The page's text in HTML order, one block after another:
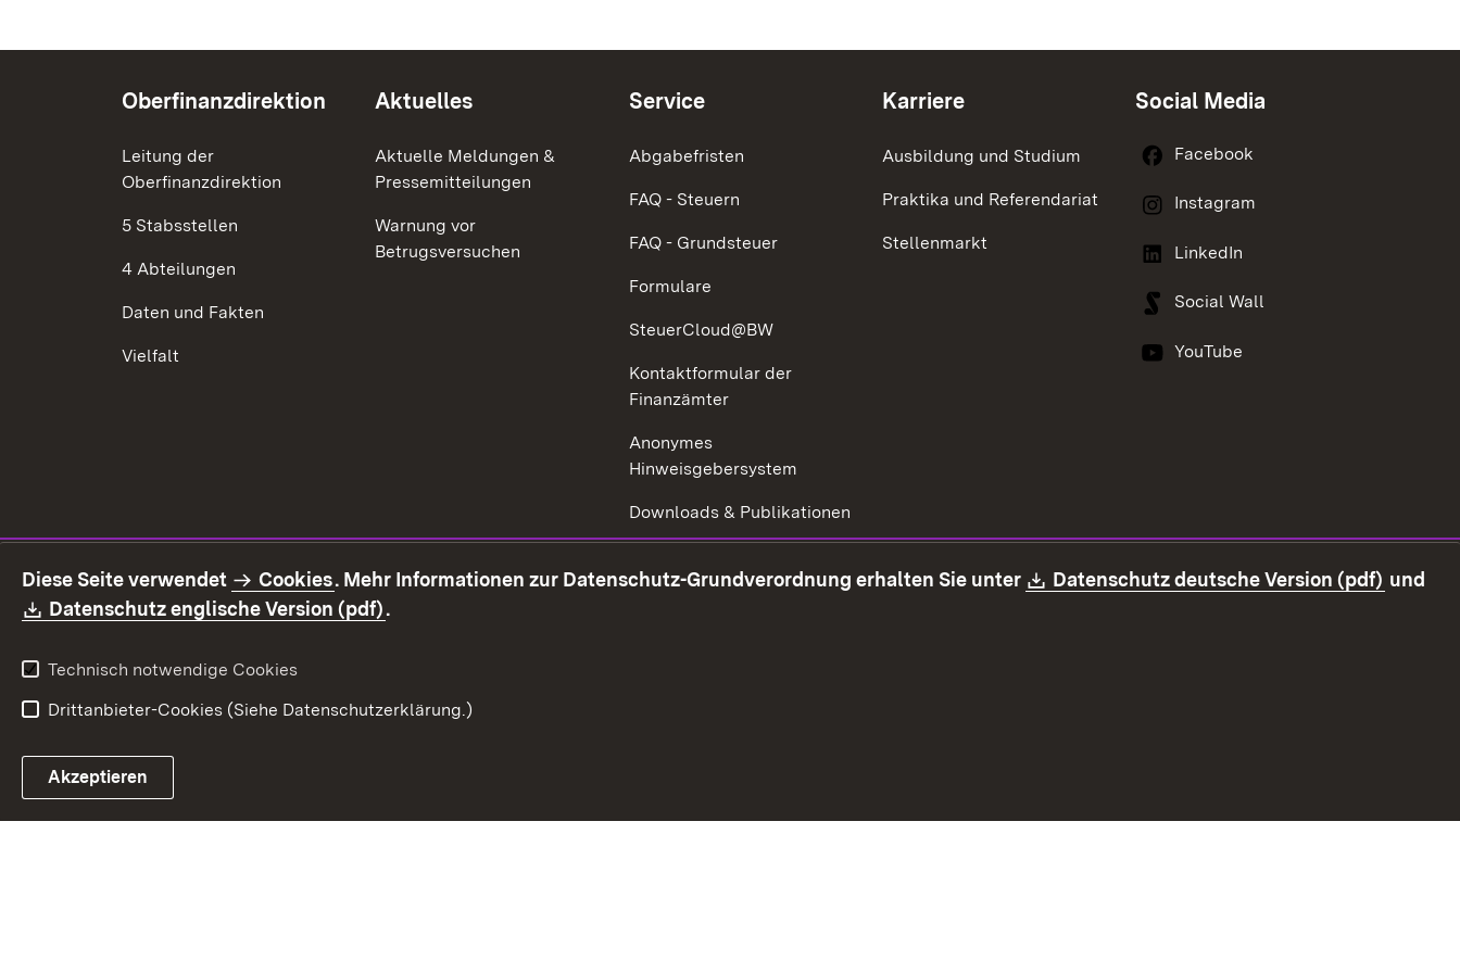
Oberfinanzdirektion
Leitung der
Oberfinanzdirektion
5 Stabsstellen
4 Abteilungen
Daten und Fakten
Vielfalt
Aktuelles
Aktuelle Meldungen &
Pressemitteilungen
Warnung vor
Betrugsversuchen
Service
Abgabefristen
FAQ - Steuern
FAQ - Grundsteuer
Formulare
SteuerCloud@BW
Kontaktformular der
Finanzämter
Anonymes
Hinweisgebersystem
Downloads & Publikationen
Karriere
Ausbildung und Studium
Praktika und Referendariat
Stellenmarkt
Social Media
Facebook
Instagram
LinkedIn
Social Wall
YouTube
Diese Seite verwendet Cookies. Mehr Informationen zur Datenschutz-Grundverordnung erhalten Sie unter Download:
Datenschutz deutsche Version (pdf) (Öffnet
und
Download:
Datenschutz englische Version (pdf).
Technisch notwendige Cookies
Drittanbieter-Cookies (Siehe Datenschutzerklärung.)
Akzeptieren